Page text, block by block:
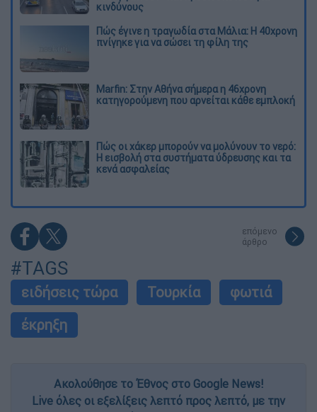
κινδύνους
Πώς έγινε η τραγωδία στα Μάλια: Η 40χρονη
πνίγηκε για να σώσει τη φίλη της
Marfin: Στην Αθήνα σήμερα η 46χρονη
κατηγορούμενη που αρνείται κάθε εμπλοκή
Πώς οι χάκερ μπορούν να μολύνουν το νερό:
Η εισβολή στα συστήματα ύδρευσης και τα
κενά ασφαλείας
επόμενο
άρθρο
#TAGS
ειδήσεις τώρα Τουρκία
φωτιά
έκρηξη
Ακολούθησε το Έθνος στο Google News!
Live όλες οι εξελίξεις λεπτό προς λεπτό, με την